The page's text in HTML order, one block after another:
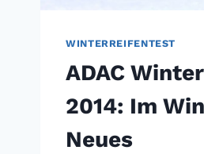
WINTERREIFENTEST
ADAC
2014: Im
Neues